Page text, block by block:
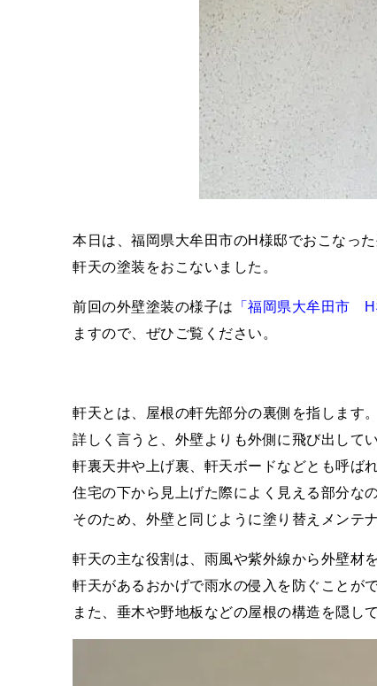
本日は、福岡県大牟田市のH様邸でおこなっ
軒天の塗装をおこないました。
前回の外壁塗装の様子は 「福岡県大牟田市
ますので、ぜひご覧ください。
軒天とは、屋根の軒先部分の裏側を指します。
詳しく言うと、外壁よりも外側に飛び出して
軒裏天井や上げ裏、軒天ボードなどとも呼ば
住宅の下から見上げた際によく見える部分な
そのため、外壁と同じように塗り替えメンテ
軒天の主な役割は、雨風や紫外線から外壁材
軒天があるおかげで雨水の侵入を防ぐことが
また、垂木や野地板などの屋根の構造を隠し